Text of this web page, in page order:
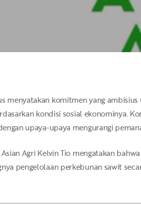
menyatakan komitmen yang
kondisi sosial ekonominya.
upaya-upaya mengurangi
Agri Kelvin Tio mengatakan
pengelolaan perkebunan sawit